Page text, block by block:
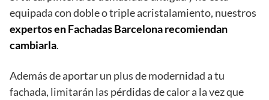
equipada con doble o triple acristalamiento, nuestros
expertos en Fachadas Barcelona recomiendan
cambiarla.
Además de aportar un plus de modernidad a tu
fachada, limitarán las pérdidas de calor a la vez que